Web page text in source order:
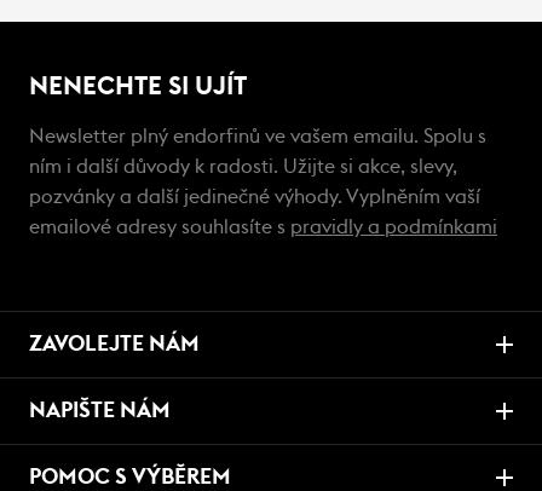
NENECHTE SI UJÍT
Newsletter plný endorfinů ve vašem emailu. Spolu s
ním i další důvody k radosti. Užijte si akce, slevy,
pozvánky a další jedinečné výhody. Vyplněním vaší
emailové adresy souhlasíte s pravidly a podmínkami
ZAVOLEJTE NÁM
NAPIŠTE NÁM
POMOC S VÝBĚREM